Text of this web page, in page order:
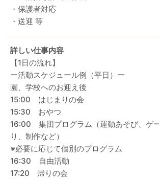
・保護者対応
・送迎 等
詳しい仕事内容
【1日の流れ】
ー活動スケジュール例（平日）ー
園、学校へのお迎え後
15:00 はじまりの会
15:30 おやつ
16:00 集団プログラム（運動あそび、ゲ
り、制作など）
※必要に応じて個別のプログラム
16:30 自由活動
17:20 帰りの会